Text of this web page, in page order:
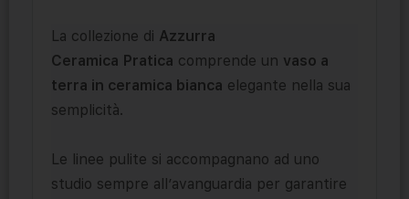
La collezione di Azzurra
Ceramica Pratica comprende un vaso a
terra in ceramica bianca elegante nella sua
semplicità.
Le linee pulite si accompagnano ad uno
studio sempre all’avanguardia per garantire